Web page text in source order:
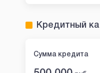
Кредитный
Сумма кредита